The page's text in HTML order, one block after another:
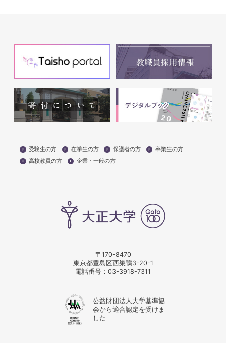
受験生の方 在学生の方 保護者の方
卒業生の方
高校教員の方
企業・一般の方
〒170-8470
東京都豊島区西巣鴨3-20-1
電話番号： 03-3918-7311
公益財団法人大学基準協
会から適合認定を受けま
した